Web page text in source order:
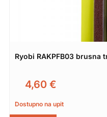
Ryobi RAKPFB03 brusna
4,60 €
Dostupno na upit